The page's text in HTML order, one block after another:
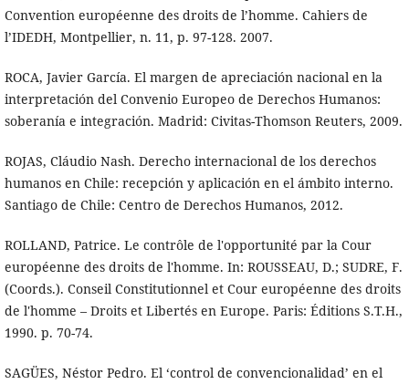
Convention européenne des droits de l’homme. Cahiers de
l’IDEDH, Montpellier, n. 11, p. 97-128. 2007.
ROCA, Javier García. El margen de apreciación nacional en la
interpretación del Convenio Europeo de Derechos Humanos:
soberanía e integración. Madrid: Civitas-Thomson Reuters, 2009.
ROJAS, Cláudio Nash. Derecho internacional de los derechos
humanos en Chile: recepción y aplicación en el ámbito interno.
Santiago de Chile: Centro de Derechos Humanos, 2012.
ROLLAND, Patrice. Le contrôle de l'opportunité par la Cour
européenne des droits de l'homme. In: ROUSSEAU, D.; SUDRE, F.
(Coords.). Conseil Constitutionnel et Cour européenne des droits
de l'homme – Droits et Libertés en Europe. Paris: Éditions S.T.H.,
1990. p. 70-74.
SAGÜES, Néstor Pedro. El ‘control de convencionalidad’ en el